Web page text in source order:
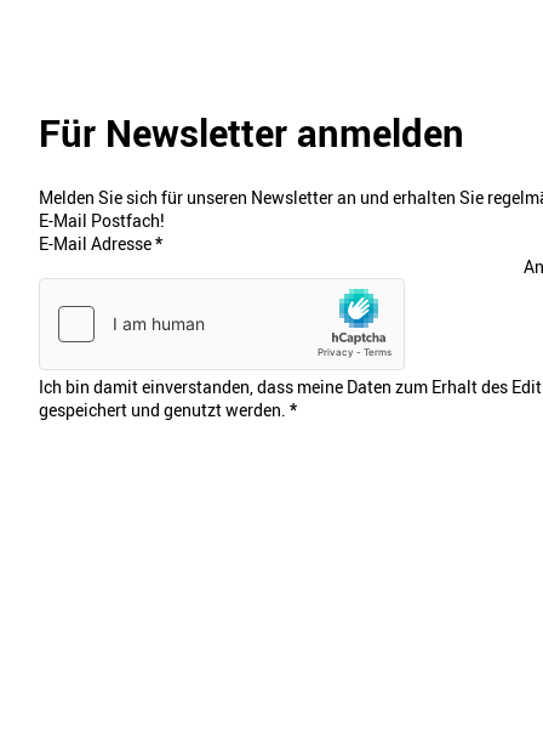
Für Newsletter anmelden
Melden Sie sich für unseren Newsletter an und erhalten Sie
E-Mail Postfach!
E-Mail Adresse*
Ich bin damit einverstanden, dass meine Daten zum Erhalt des
gespeichert und genutzt werden. *